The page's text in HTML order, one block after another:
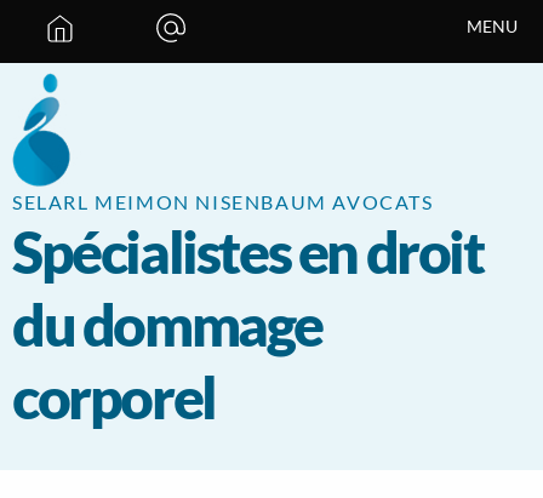
SELARL MEIMON NISENBAUM AVOCATS
Spécialistes en droit
du dommage
corporel
MENU
Panneau de gestion des cookies